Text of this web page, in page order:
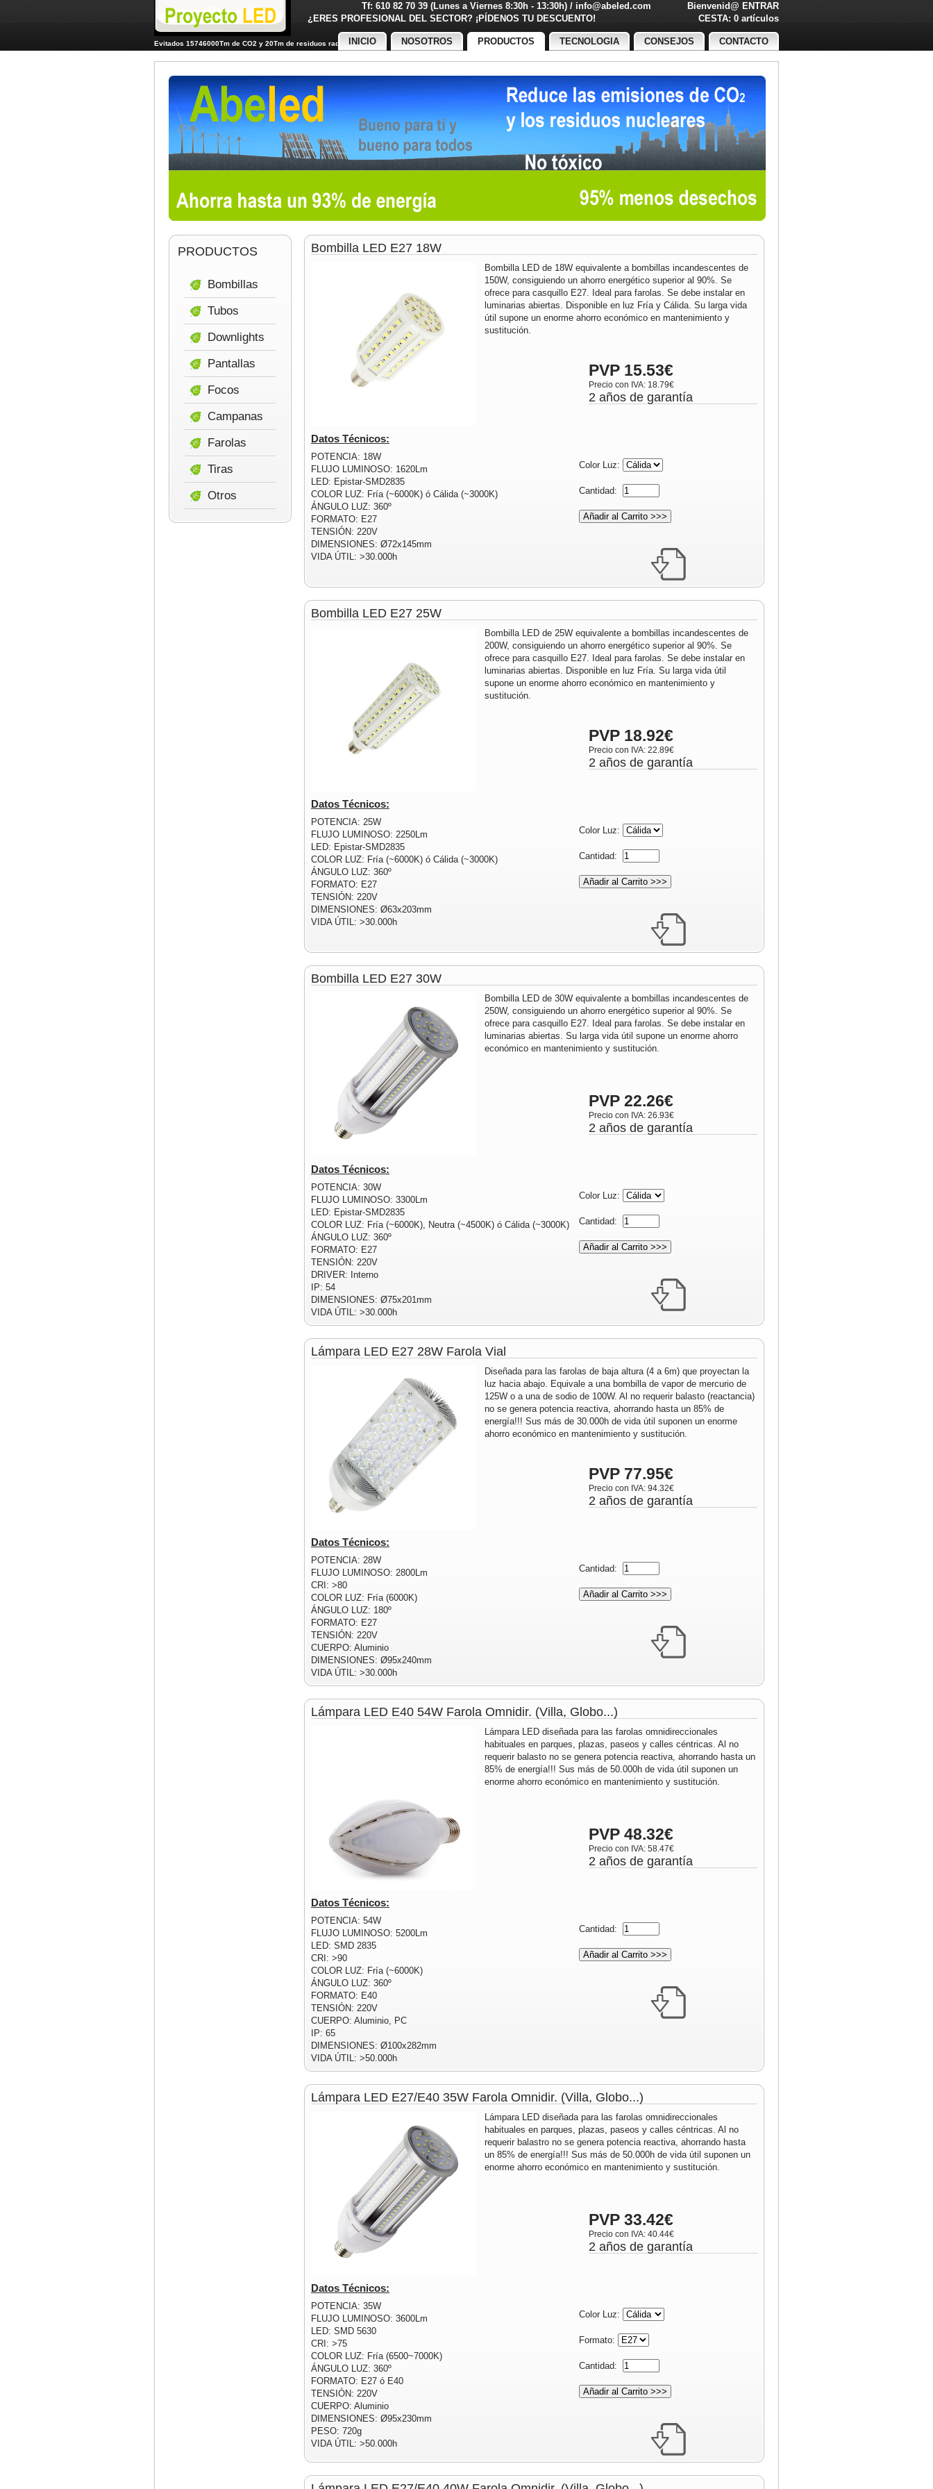
Tf: 610 82 70 39 (Lunes a Viernes 8:30h - 13:30h) / info@abeled.com Bienvenid@ ENTRAR
¿ERES PROFESIONAL DEL SECTOR? ¡PÍDENOS TU DESCUENTO!
CESTA: 0 artículos
Evitados 15746000Tm de CO2 y 20Tm de residuos radiactivos
INICIO NOSOTROS PRODUCTOS TECNOLOGIA CONSEJOS CONTACTO
Bombilla LED E27 18W
Bombilla LED de 18W equivalente a bombillas incandescentes de
150W, consiguiendo un ahorro energético superior al 90%. Se
ofrece para casquillo E27. Ideal para farolas. Se debe instalar en
luminarias abiertas. Disponible en luz Fría y Cálida. Su larga vida
útil supone un enorme ahorro económico en mantenimiento y
sustitución.
PVP 15.53€
Precio con IVA: 18.79€
2 años de garantía
Datos Técnicos:
POTENCIA: 18W
FLUJO LUMINOSO: 1620Lm
LED: Epistar-SMD2835
COLOR LUZ: Fría (~6000K) ó Cálida (~3000K)
ÁNGULO LUZ: 360º
FORMATO: E27
TENSIÓN: 220V
DIMENSIONES: Ø72x145mm
VIDA ÚTIL: >30.000h
Color Luz:
Cantidad:
Bombilla LED E27 25W
Bombilla LED de 25W equivalente a bombillas incandescentes de
200W, consiguiendo un ahorro energético superior al 90%. Se
ofrece para casquillo E27. Ideal para farolas. Se debe instalar en
luminarias abiertas. Disponible en luz Fría. Su larga vida útil
supone un enorme ahorro económico en mantenimiento y
sustitución.
PVP 18.92€
Precio con IVA: 22.89€
2 años de garantía
Datos Técnicos:
POTENCIA: 25W
FLUJO LUMINOSO: 2250Lm
LED: Epistar-SMD2835
COLOR LUZ: Fría (~6000K) ó Cálida (~3000K)
ÁNGULO LUZ: 360º
FORMATO: E27
TENSIÓN: 220V
DIMENSIONES: Ø63x203mm
VIDA ÚTIL: >30.000h
Color Luz:
Cantidad:
Bombilla LED E27 30W
Bombilla LED de 30W equivalente a bombillas incandescentes de
250W, consiguiendo un ahorro energético superior al 90%. Se
ofrece para casquillo E27. Ideal para farolas. Se debe instalar en
luminarias abiertas. Su larga vida útil supone un enorme ahorro
económico en mantenimiento y sustitución.
PVP 22.26€
Precio con IVA: 26.93€
2 años de garantía
Datos Técnicos:
POTENCIA: 30W
FLUJO LUMINOSO: 3300Lm
LED: Epistar-SMD2835
COLOR LUZ: Fría (~6000K), Neutra (~4500K) ó Cálida (~3000K)
ÁNGULO LUZ: 360º
FORMATO: E27
TENSIÓN: 220V
DRIVER: Interno
IP: 54
DIMENSIONES: Ø75x201mm
VIDA ÚTIL: >30.000h
Color Luz:
Cantidad:
Lámpara LED E27 28W Farola Vial
Diseñada para las farolas de baja altura (4 a 6m) que proyectan la
luz hacia abajo. Equivale a una bombilla de vapor de mercurio de
125W o a una de sodio de 100W. Al no requerir balasto (reactancia)
no se genera potencia reactiva, ahorrando hasta un 85% de
energía!!! Sus más de 30.000h de vida útil suponen un enorme
ahorro económico en mantenimiento y sustitución.
PVP 77.95€
Precio con IVA: 94.32€
2 años de garantía
Datos Técnicos:
POTENCIA: 28W
FLUJO LUMINOSO: 2800Lm
CRI: >80
COLOR LUZ: Fría (6000K)
ÁNGULO LUZ: 180º
FORMATO: E27
TENSIÓN: 220V
CUERPO: Aluminio
DIMENSIONES: Ø95x240mm
VIDA ÚTIL: >30.000h
Cantidad:
Lámpara LED E40 54W Farola Omnidir. (Villa, Globo...)
Lámpara LED diseñada para las farolas omnidireccionales
habituales en parques, plazas, paseos y calles céntricas. Al no
requerir balasto no se genera potencia reactiva, ahorrando hasta un
85% de energía!!! Sus más de 50.000h de vida útil suponen un
enorme ahorro económico en mantenimiento y sustitución.
PVP 48.32€
Precio con IVA: 58.47€
2 años de garantía
Datos Técnicos:
POTENCIA: 54W
FLUJO LUMINOSO: 5200Lm
LED: SMD 2835
CRI: >90
COLOR LUZ: Fría (~6000K)
ÁNGULO LUZ: 360º
FORMATO: E40
TENSIÓN: 220V
CUERPO: Aluminio, PC
IP: 65
DIMENSIONES: Ø100x282mm
VIDA ÚTIL: >50.000h
Cantidad:
Lámpara LED E27/E40 35W Farola Omnidir. (Villa, Globo...)
Lámpara LED diseñada para las farolas omnidireccionales
habituales en parques, plazas, paseos y calles céntricas. Al no
requerir balastro no se genera potencia reactiva, ahorrando hasta
un 85% de energía!!! Sus más de 50.000h de vida útil suponen un
enorme ahorro económico en mantenimiento y sustitución.
PVP 33.42€
Precio con IVA: 40.44€
2 años de garantía
Datos Técnicos:
POTENCIA: 35W
FLUJO LUMINOSO: 3600Lm
LED: SMD 5630
CRI: >75
COLOR LUZ: Fría (6500~7000K)
ÁNGULO LUZ: 360º
FORMATO: E27 ó E40
TENSIÓN: 220V
CUERPO: Aluminio
DIMENSIONES: Ø95x230mm
PESO: 720g
VIDA ÚTIL: >50.000h
Color Luz:
Formato:
Cantidad:
PRODUCTOS
Bombillas
Tubos
Downlights
Pantallas
Focos
Campanas
Farolas
Tiras
Otros